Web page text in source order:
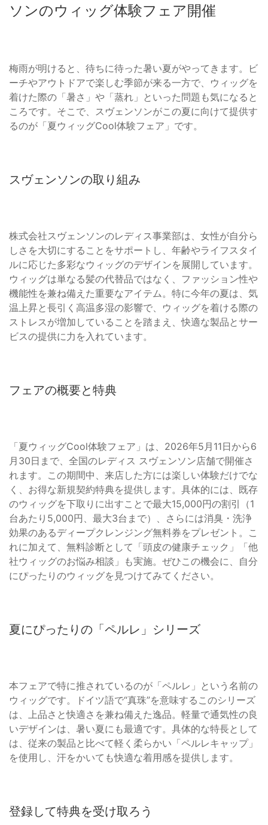
ソンのウィッグ体験フェア開催
梅雨が明けると、待ちに待った暑い夏がやってきます。ビ
ーチやアウトドアで楽しむ季節が来る一方で、ウィッグを
着けた際の「暑さ」や「蒸れ」といった問題も気になると
ころです。そこで、スヴェンソンがこの夏に向けて提供す
るのが「夏ウィッグCool体験フェア」です。
スヴェンソンの取り組み
株式会社スヴェンソンのレディス事業部は、女性が自分ら
しさを大切にすることをサポートし、年齢やライフスタイ
ルに応じた多彩なウィッグのデザインを展開しています。
ウィッグは単なる髪の代替品ではなく、ファッション性や
機能性を兼ね備えた重要なアイテム。特に今年の夏は、気
温上昇と長引く高温多湿の影響で、ウィッグを着ける際の
ストレスが増加していることを踏まえ、快適な製品とサー
ビスの提供に力を入れています。
フェアの概要と特典
「夏ウィッグCool体験フェア」は、2026年5月11日から6
月30日まで、全国のレディス スヴェンソン店舗で開催さ
れます。この期間中、来店した方には楽しい体験だけでな
く、お得な新規契約特典を提供します。具体的には、既存
のウィッグを下取りに出すことで最大15,000円の割引（1
台あたり5,000円、最大3台まで）、さらには消臭・洗浄
効果のあるディープクレンジング無料券をプレゼント。こ
れに加えて、無料診断として「頭皮の健康チェック」「他
社ウィッグのお悩み相談」も実施。ぜひこの機会に、自分
にぴったりのウィッグを見つけてみてください。
夏にぴったりの「ペルレ」シリーズ
本フェアで特に推されているのが「ペルレ」という名前の
ウィッグです。ドイツ語で“真珠”を意味するこのシリーズ
は、上品さと快適さを兼ね備えた逸品。軽量で通気性の良
いデザインは、暑い夏にも最適です。具体的な特長として
は、従来の製品と比べて軽く柔らかい「ペルレキャップ」
を使用し、汗をかいても快適な着用感を提供します。
登録して特典を受け取ろう